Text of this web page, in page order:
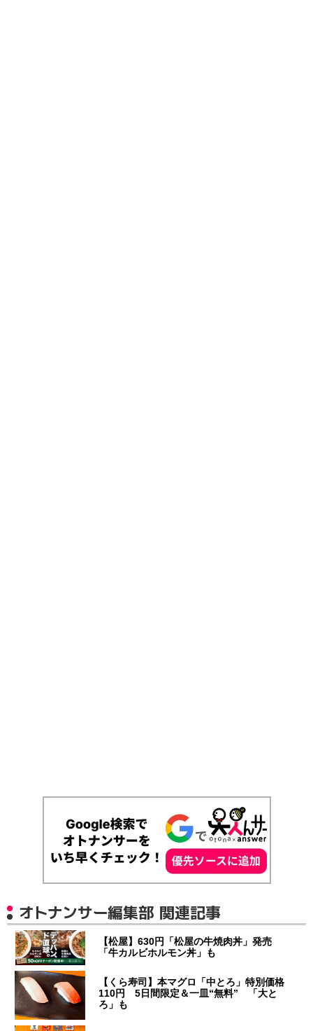
オトナンサー編集部 関連記事
【松屋】630円「松屋の牛焼肉丼」発売
「牛カルビホルモン丼」も
【くら寿司】本マグロ「中とろ」特別価格
110円 5日間限定＆一皿“無料” 「大と
ろ」も